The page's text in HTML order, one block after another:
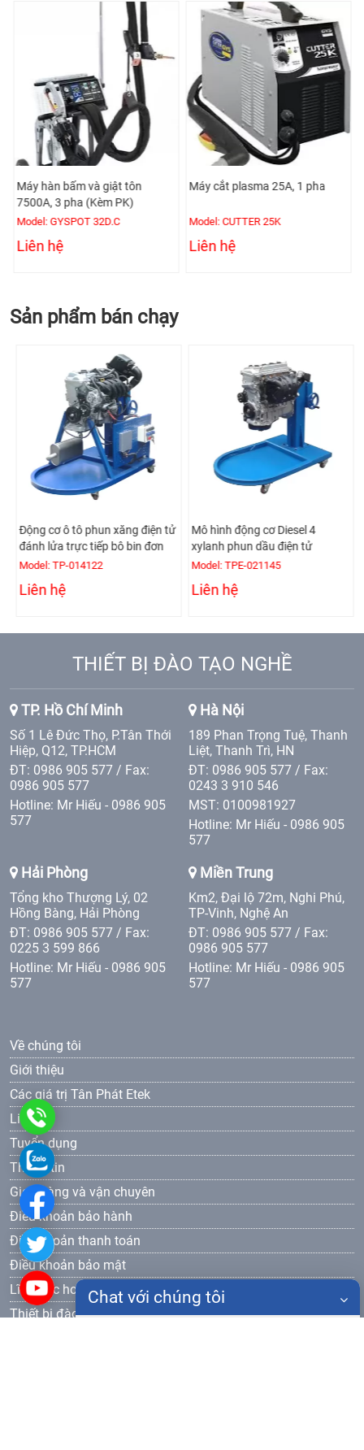
Máy hàn bấm và giật tôn
7500A, 3 pha (Kèm PK)
Model: GYSPOT 32D.C
Liên hệ
Máy cắt plasma 25A, 1 pha
Model: CUTTER 25K
Liên hệ
Sản phẩm bán chạy
Động cơ ô tô phun xăng điện tử
đánh lửa trực tiếp bô bin đơn
Model: TP-014122
Liên hệ
Mô hình động cơ Diesel 4
xylanh phun dầu điện tử
Model: TPE-021145
Liên hệ
THIẾT BỊ ĐÀO TẠO NGHỀ
TP. Hồ Chí Minh
Số 1 Lê Đức Thọ, P.Tân Thới
Hiệp, Q12, TP.HCM
ĐT: 0986 905 577 / Fax:
0986 905 577
Hotline: Mr Hiếu - 0986 905
577
Hà Nội
189 Phan Trọng Tuệ, Thanh
Liệt, Thanh Trì, HN
ĐT: 0986 905 577 / Fax:
0243 3 910 546
MST: 0100981927
Hotline: Mr Hiếu - 0986 905
577
Hải Phòng
Tổng kho Thượng Lý, 02
Hồng Bàng, Hải Phòng
ĐT: 0986 905 577 / Fax:
0225 3 599 866
Hotline: Mr Hiếu - 0986 905
577
Miền Trung
Km2, Đại lộ 72m, Nghi Phú,
TP-Vinh, Nghệ An
ĐT: 0986 905 577 / Fax:
0986 905 577
Hotline: Mr Hiếu - 0986 905
577
Về chúng tôi
Giới thiệu
Các giá trị Tân Phát Etek
Liên hệ
Tuyển dụng
Thông tin
Giao hàng và vận chuyên
Điều khoản bảo hành
Điều khoản thanh toán
Điều khoản bảo mật
Lĩnh vực hoạt động
Thiết bị đào tạo dạy nghề
905
577
0986
905
577
Chat với chúng tôi